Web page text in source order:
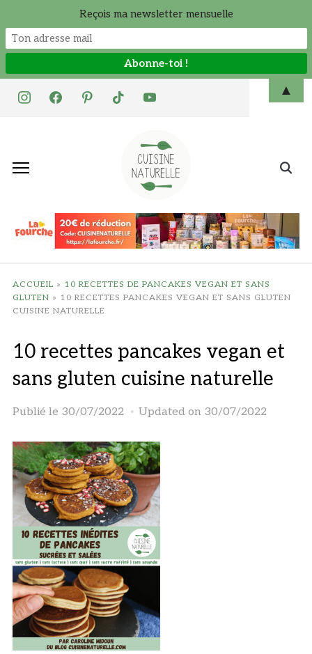
instagramfacebookpinteresttiktok youtube
Search
ACCUEIL » 10 RECETTES DE PANCAKES VEGAN ET SANS
GLUTEN » 10 RECETTES PANCAKES VEGAN ET SANS GLUTEN
CUISINE NATURELLE
10 recettes pancakes vegan et
sans gluten cuisine naturelle
Publié le 30/07/2022 Updated on 30/07/2022
Reçois ma newsletter mensuelle
▲